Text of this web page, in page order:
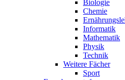
Biologie
Chemie
Informatik
Mathematik
Physik
Technik
Weitere Fächer
Sport